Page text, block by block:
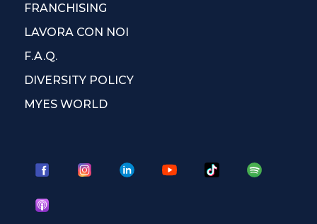
FRANCHISING
LAVORA CON NOI
F.A.Q.
DIVERSITY POLICY
MYES WORLD